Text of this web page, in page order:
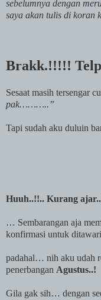
sebelumnya dengan
saya akan tulis di koran
Brakk.!!!!!
Sesaat masih tersengar
pak………..”
Tapi sudah aku duluin
Huuh..!!.. Kurang
… Sembarangan aja
konfirmasi untuk
padahal… nih aku udah
penerbangan Agustus..!
Gila gak sih… dengan